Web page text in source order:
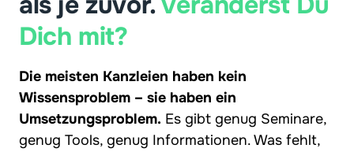
Dich mit?
Die meisten Kanzleien haben kein
Wissensproblem – sie haben ein
Umsetzungsproblem. Es gibt genug Seminare,
genug Tools, genug Informationen. Was fehlt,